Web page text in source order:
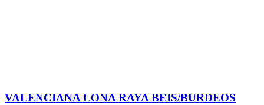
VALENCIANA LONA RAYA BEIS/BURDEOS